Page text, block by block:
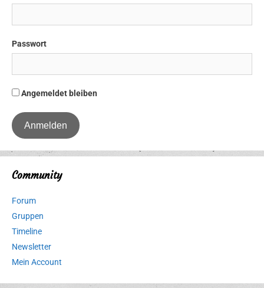
Passwort
Angemeldet bleiben
Community
Forum
Gruppen
Timeline
Newsletter
Mein Account